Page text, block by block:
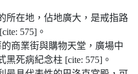
所在地，佔地廣大，是戒指路
575]。
的商業街與購物天堂，廣場中
死病紀念柱 [cite: 575]。